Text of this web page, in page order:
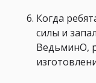
Когда
силы и
ВедьминО,